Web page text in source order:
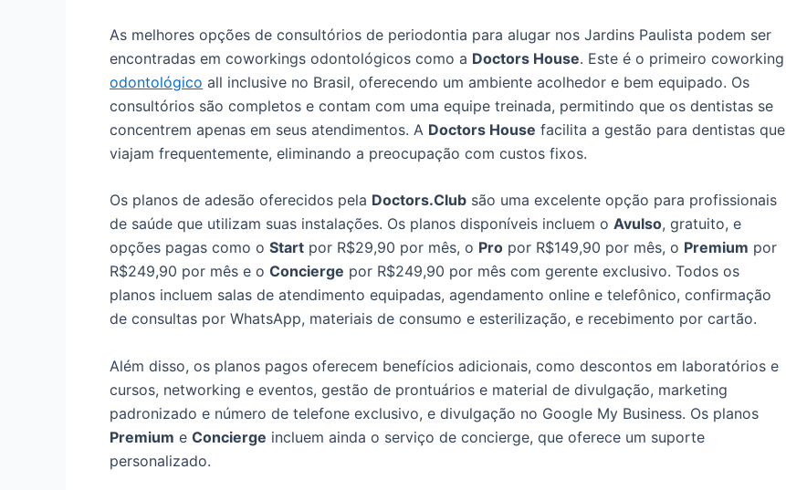
As melhores opções de consultórios de periodontia para alugar nos Jardins Paulista podem ser
encontradas em coworkings odontológicos como a Doctors House. Este é o primeiro coworking
odontológico all inclusive no Brasil, oferecendo um ambiente acolhedor e bem equipado. Os
consultórios são completos e contam com uma equipe treinada, permitindo que os dentistas se
concentrem apenas em seus atendimentos. A Doctors House facilita a gestão para dentistas que
viajam frequentemente, eliminando a preocupação com custos fixos.
Os planos de adesão oferecidos pela Doctors.Club são uma excelente opção para profissionais
de saúde que utilizam suas instalações. Os planos disponíveis incluem o Avulso, gratuito, e
opções pagas como o Start por R$29,90 por mês, o Pro por R$149,90 por mês, o Premium por
R$249,90 por mês e o Concierge por R$249,90 por mês com gerente exclusivo. Todos os
planos incluem salas de atendimento equipadas, agendamento online e telefônico, confirmação
de consultas por WhatsApp, materiais de consumo e esterilização, e recebimento por cartão.
Além disso, os planos pagos oferecem benefícios adicionais, como descontos em laboratórios e
cursos, networking e eventos, gestão de prontuários e material de divulgação, marketing
padronizado e número de telefone exclusivo, e divulgação no Google My Business. Os planos
Premium e Concierge incluem ainda o serviço de concierge, que oferece um suporte
personalizado.